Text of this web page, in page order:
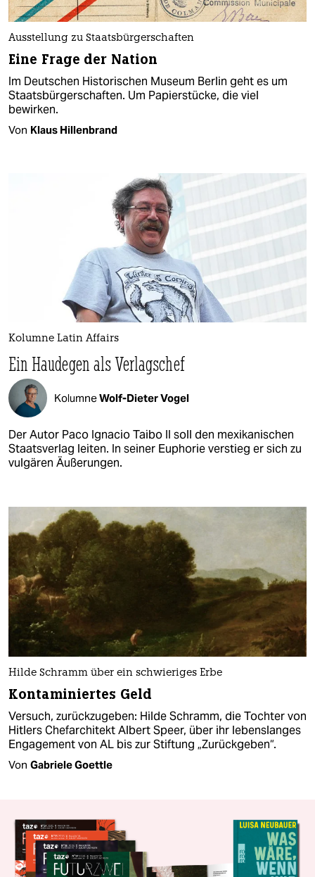
Ausstellung zu Staatsbürgerschaften
Eine Frage der Nation
Im Deutschen Historischen Museum Berlin geht es um
Staatsbürgerschaften. Um Papierstücke, die viel
bewirken.
Von Klaus Hillenbrand
Kolumne Latin Affairs
Ein Haudegen als Verlagschef
KolumneWolf-Dieter Vogel
Der Autor Paco Ignacio Taibo II soll den mexikanischen
Staatsverlag leiten. In seiner Euphorie verstieg er sich zu
vulgären Äußerungen.
Hilde Schramm über ein schwieriges Erbe
Kontaminiertes Geld
Versuch, zurückzugeben: Hilde Schramm, die Tochter von
Hitlers Chefarchitekt Albert Speer, über ihr lebenslanges
Engagement von AL bis zur Stiftung „Zurückgeben“.
Von Gabriele Goettle